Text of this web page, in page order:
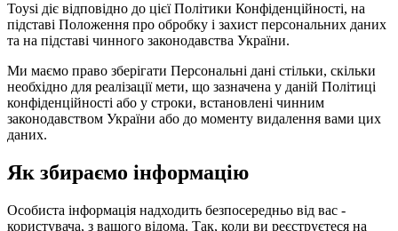
Toysi діє відповідно до цієї Політики Конфіденційності, на
підставі Положення про обробку і захист персональних даних
та на підставі чинного законодавства України.
Ми маємо право зберігати Персональні дані стільки, скільки
необхідно для реалізації мети, що зазначена у даній Політиці
конфіденційності або у строки, встановлені чинним
законодавством України або до моменту видалення вами цих
даних.
Як збираємо інформацію
Особиста інформація надходить безпосередньо від вас -
користувача, з вашого відома. Так, коли ви реєструєтеся на